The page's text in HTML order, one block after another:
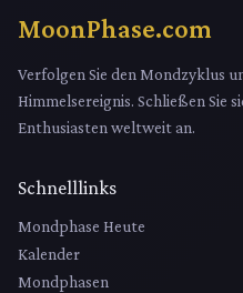
MoonPhase.com
Verfolgen Sie den Mondzyklus
Himmelsereignis. Schließen Sie
Enthusiasten weltweit an.
Schnelllinks
Mondphase Heute
Kalender
Mondphasen